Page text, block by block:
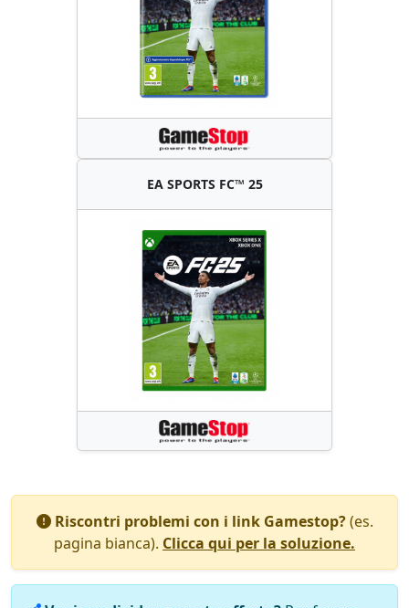
EA SPORTS FC™ 25
Riscontri problemi con i link Gamestop?(es.
pagina bianca). Clicca qui per la soluzione.